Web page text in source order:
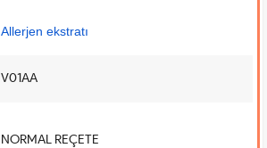
Allerjen ekstratı
V01AA
NORMAL REÇETE